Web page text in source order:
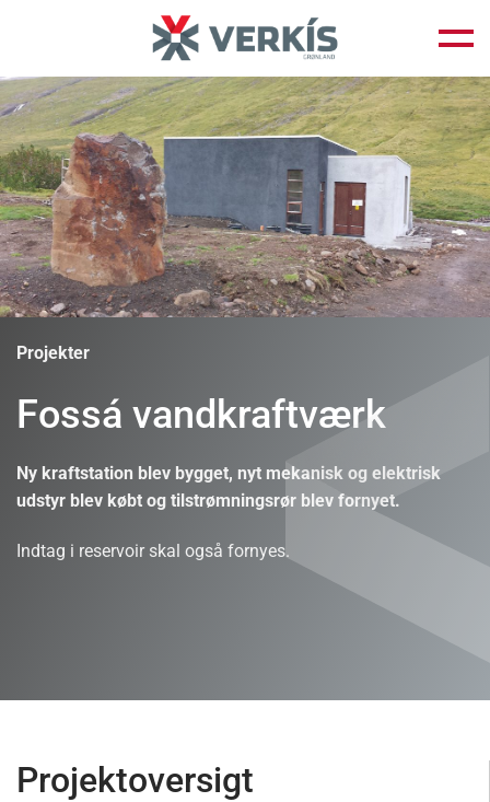
Projekter
Fossá vandkraftværk
Ny kraftstation blev bygget, nyt mekanisk og elektrisk
udstyr blev købt og tilstrømningsrør blev fornyet.
Indtag i reservoir skal også fornyes.
Projektoversigt